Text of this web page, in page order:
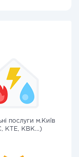
послуги м.Київ
КТЕ, КВК...)